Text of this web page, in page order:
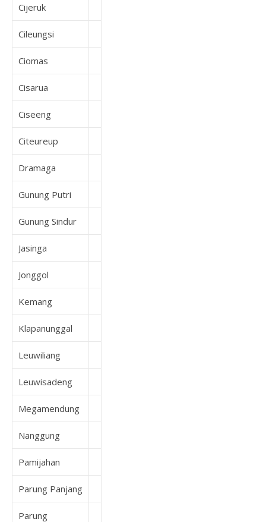
Cijeruk
Cileungsi
Ciomas
Cisarua
Ciseeng
Citeureup
Dramaga
Gunung Putri
Gunung Sindur
Jasinga
Jonggol
Kemang
Klapanunggal
Leuwiliang
Leuwisadeng
Megamendung
Nanggung
Pamijahan
Parung Panjang
Parung